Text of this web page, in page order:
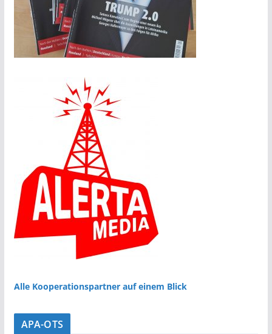
Alle Kooperationspartner auf einem Blick
APA-OTS